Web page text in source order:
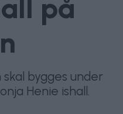
på
bygges under
Henie ishall.